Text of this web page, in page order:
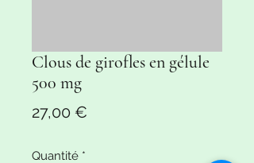
Clous de girofles en gélule
500 mg
27,00 €
Quantité *